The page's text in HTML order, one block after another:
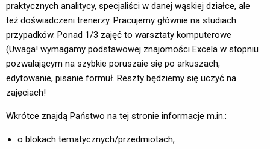
praktycznych analitycy, specjaliści w danej wąskiej działce, ale
też doświadczeni trenerzy. Pracujemy głównie na studiach
przypadków. Ponad 1/3 zajęć to warsztaty komputerowe
(Uwaga! wymagamy podstawowej znajomości Excela w stopniu
pozwalającym na szybkie poruszaie się po arkuszach,
edytowanie, pisanie formuł. Reszty będziemy się uczyć na
zajęciach!
Wkrótce znajdą Państwo na tej stronie informacje m.in.:
o blokach tematycznych/przedmiotach,